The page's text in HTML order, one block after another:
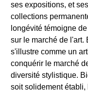
ses expositions, et
collections
longévité témoigne
sur le marché de
s'illustre comme un
conquérir le marché
diversité stylistique.
soit solidement